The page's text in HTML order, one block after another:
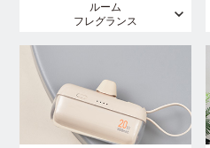
ルーム
フレグランス